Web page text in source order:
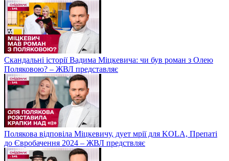
Скандальні історії Вадима Міцкевича: чи був роман з Олею
Поляковою? – ЖВЛ представляє
Полякова відповіла Міцкевичу, дует мрії для KOLA, Препаті
до Євробачення 2024 – ЖВЛ предствляє